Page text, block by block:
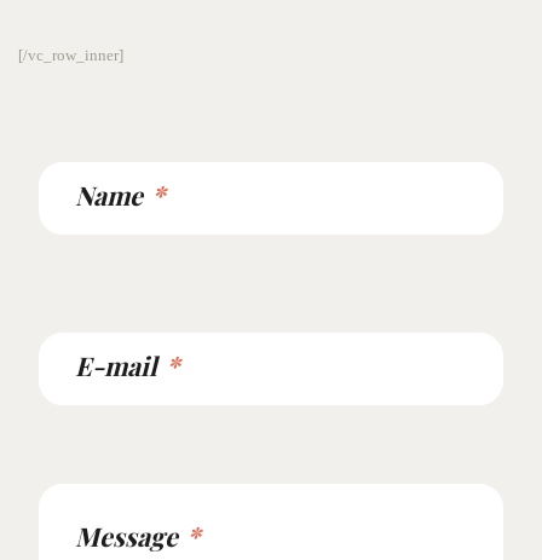
[/vc_row_inner]
Name
E-mail
Message